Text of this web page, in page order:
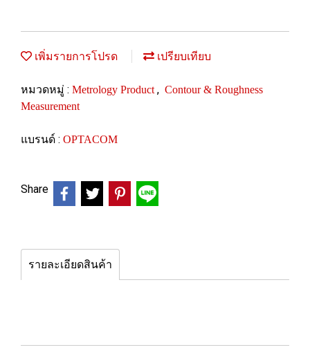
เพิ่มรายการโปรด เปรียบเทียบ
หมวดหมู่ : Metrology Product , Contour & Roughness
Measurement
แบรนด์ : OPTACOM
Share
รายละเอียดสินค้า